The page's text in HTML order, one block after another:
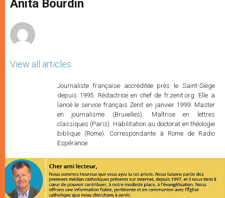
p e k
Anita Bourdin
View all articles
Journaliste française accréditée près le Saint-Siège
depuis 1995. Rédactrice en chef de fr.zenit.org. Elle a
lancé le service français Zenit en janvier 1999. Master
en journalisme (Bruxelles). Maîtrise en lettres
classiques (Paris). Habilitation au doctorat en théologie
biblique (Rome). Correspondante à Rome de Radio
Espérance.